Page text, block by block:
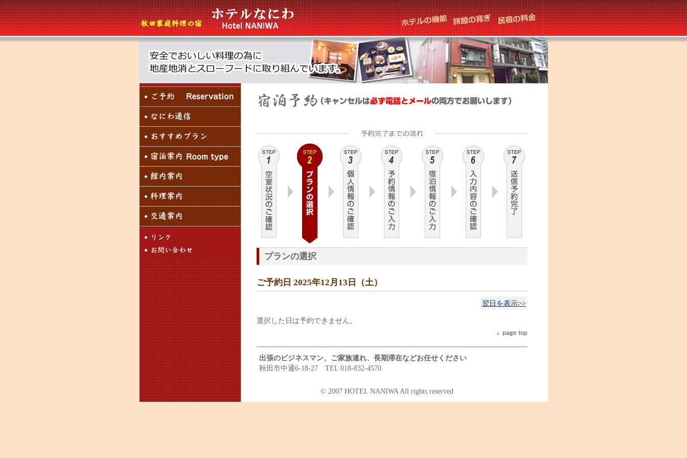
プランの選択
ご予約日 2025年12月13日（土）
翌日を表示>>
選択した日は予約できません。
出張のビジネスマン、ご家族連れ、長期滞在などお任せください
秋田市中通6-18-27 TEL 018-832-4570
© 2007 HOTEL NANIWA All rights reserved